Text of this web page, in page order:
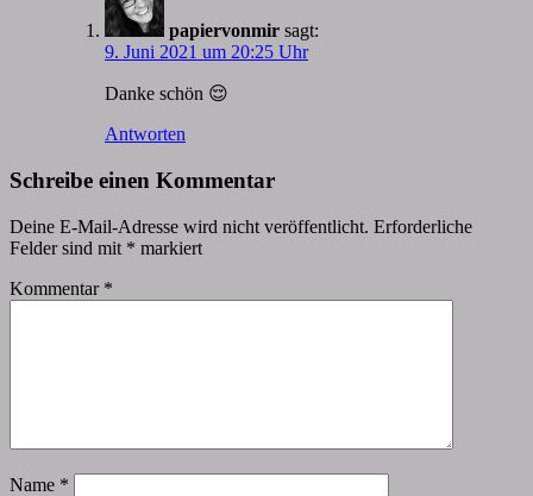
papiervonmir sagt:
9. Juni 2021 um 20:25 Uhr
Danke schön 😌
Antworten
Schreibe einen Kommentar
Deine E-Mail-Adresse wird nicht veröffentlicht. Erforderliche
Felder sind mit * markiert
Kommentar *
Name *